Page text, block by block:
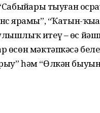
тыуған
ярҙамы”, “Ҡатын-
итеү – өс
өсөн мәктәпкәсә
һәм “Өлкән